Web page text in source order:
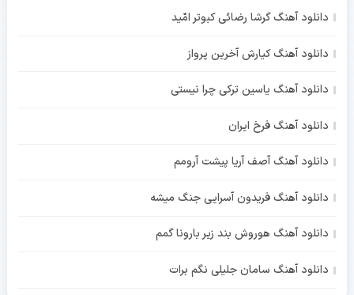
دانلود آهنگ گرشا رضائی کبوتر امّید
دانلود آهنگ کیارش آخرین پرواز
دانلود آهنگ یاسین ترکی چرا نیستی
دانلود آهنگ فرخ ایران
دانلود آهنگ آصف آریا پیشت آرومم
دانلود آهنگ فریدون آسرایی جنگ میشه
دانلود آهنگ هوروش بند زیر بارونا گمم
دانلود آهنگ سامان جلیلی نگم برات